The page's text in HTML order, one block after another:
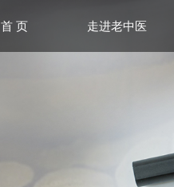
首 页 走进老中医